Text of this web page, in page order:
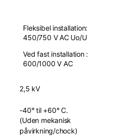
Fleksibel installation:
450/750 V AC Uo/U
Ved fast installation :
600/1000 V AC
2,5 kV
-40° til +60° C.
(Uden mekanisk
påvirkning/chock)